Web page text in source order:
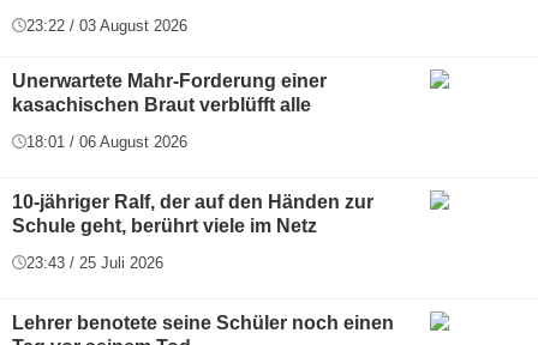
23:22 / 03 August 2026
Unerwartete Mahr-Forderung einer
kasachischen Braut verblüfft alle
18:01 / 06 August 2026
10-jähriger Ralf, der auf den Händen zur
Schule geht, berührt viele im Netz
23:43 / 25 Juli 2026
Lehrer benotete seine Schüler noch einen